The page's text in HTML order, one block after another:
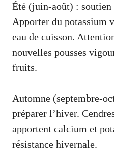
Été (juin-août) : soutien
Apporter du potassium
eau de cuisson.
nouvelles pousses
fruits.
Automne (septembre-
préparer l’hiver.
apportent calcium et
résistance hivernale.